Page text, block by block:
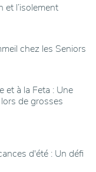
et l’isolement
chez les Seniors
et à la Feta : Une
de grosses
d'été : Un défi